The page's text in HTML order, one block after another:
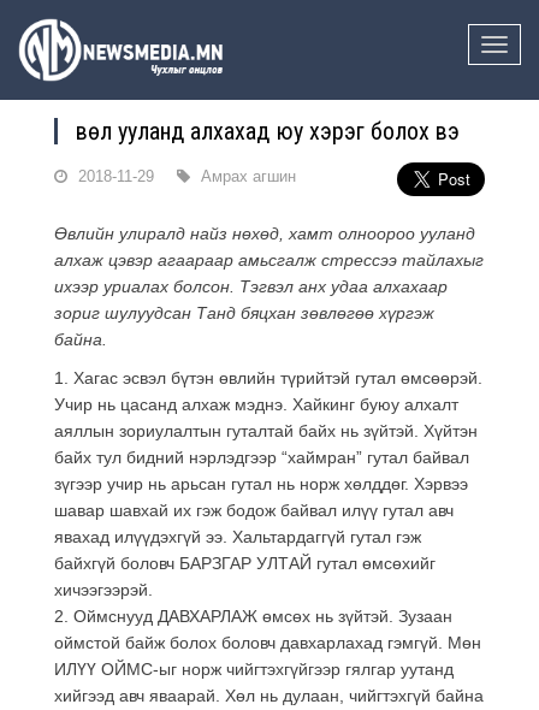
Toggle
Өвөл ууланд алхахад юу хэрэг болох вэ
2018-11-29 Амрах агшин
Өвлийн улиралд найз нөхөд, хамт олноороо ууланд
алхаж цэвэр агаараар амьсгалж стрессээ тайлахыг
ихээр уриалах болсон. Тэгвэл анх удаа алхахаар
зориг шулуудсан Танд бяцхан зөвлөгөө хүргэж
байна.
1. Хагас эсвэл бүтэн өвлийн түрийтэй гутал өмсөөрэй.
Учир нь цасанд алхаж мэднэ. Хайкинг буюу алхалт
аяллын зориулалтын гуталтай байх нь зүйтэй. Хүйтэн
байх тул бидний нэрлэдгээр “хаймран” гутал байвал
зүгээр учир нь арьсан гутал нь норж хөлддөг. Хэрвээ
шавар шавхай их гэж бодож байвал илүү гутал авч
явахад илүүдэхгүй ээ. Хальтардаггүй гутал гэж
байхгүй боловч БАРЗГАР УЛТАЙ гутал өмсөхийг
хичээгээрэй.
2. Оймснууд ДАВХАРЛАЖ өмсөх нь зүйтэй. Зузаан
оймстой байж болох боловч давхарлахад гэмгүй. Мөн
ИЛҮҮ ОЙМС-ыг норж чийгтэхгүйгээр гялгар уутанд
хийгээд авч яваарай. Хөл нь дулаан, чийгтэхгүй байна